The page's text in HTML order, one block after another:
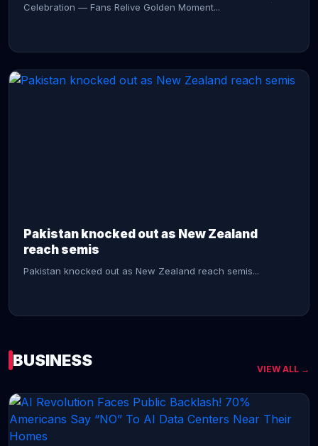
Celebration — Fans Relive Golden Moment...
Pakistan knocked out as New Zealand
reach semis
Pakistan knocked out as New Zealand reach semis...
CONTINUE READING →
BUSINESS VIEW ALL →